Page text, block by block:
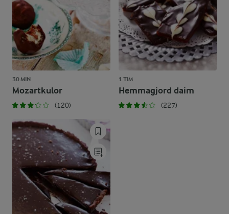
30 MIN
Mozartkulor
(120)
1 TIM
Hemmagjord daim
(227)